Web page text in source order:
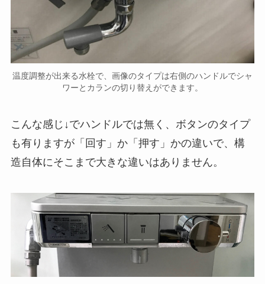
温度調整が出来る水栓で、画像のタイプは右側のハンドルでシャ
ワーとカランの切り替えができます。
こんな感じ↓でハンドルでは無く、ボタンのタイプ
も有りますが「回す」か「押す」かの違いで、構
造自体にそこまで大きな違いはありません。